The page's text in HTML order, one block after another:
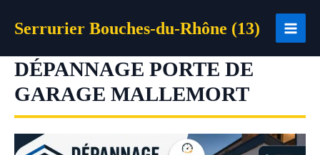
Serrurier Bouches-du-Rhône (13)
DÉPANNAGE PORTE DE
GARAGE MALLEMORT